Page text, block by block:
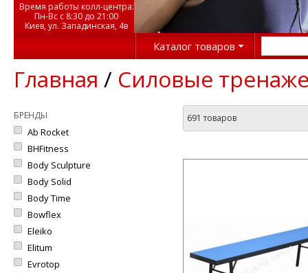
Время работы колл-центра:
Пн-Вс с 8:30 до 21:00
Киев, ул. Западинская, 4в
Каталог товаров
Главная / Силовые
БРЕНДЫ
Ab Rocket
BHFitness
Body Sculpture
Body Solid
Body Time
Bowflex
Eleiko
Elitum
Evrotop
691 товаров